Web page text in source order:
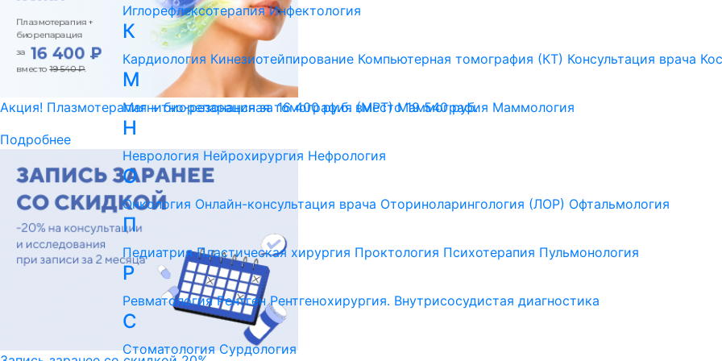
Акция! Плазмотерапия + биорепарация за 16 400 ру.б. вместо 19 540 руб.
Подробнее
Иглорефлексотерапия Инфектология
К
Кардиология Кинезиотейпирование Компьютерная томография (КТ) Консультация врача
М
Магнитно-резонансная томография (МРТ) Маммография Маммология
Н
Неврология Нейрохирургия Нефрология
О
Онкология Онлайн-консультация врача Оториноларингология (ЛОР) Офтальмология
П
Педиатрия Пластическая хирургия Проктология Психотерапия Пульмонология
Р
Ревматология Рентген Рентгенохирургия. Внутрисосудистая диагностика
С
Стоматология Сурдология